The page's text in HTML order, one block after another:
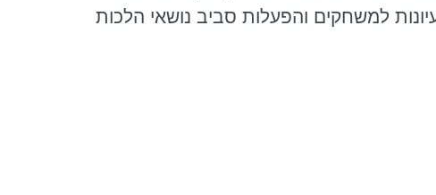
למשחקים והפעלות סביב נושאי הלכות